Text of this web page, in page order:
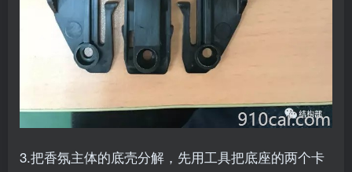
3.把香氛主体的底壳分解，先用工具把底座的两个卡